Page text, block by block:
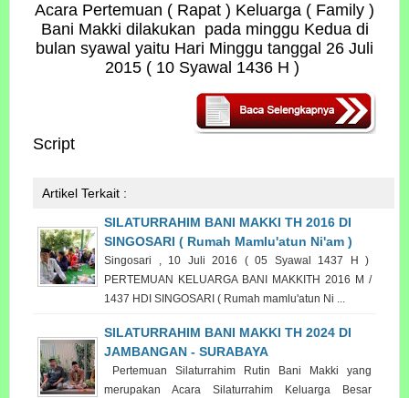
Acara Pertemuan ( Rapat ) Keluarga ( Family )
Bani Makki dilakukan pada minggu Kedua di
bulan syawal yaitu Hari Minggu tanggal 26 Juli
2015 ( 10 Syawal 1436 H )
Script
Artikel Terkait :
SILATURRAHIM BANI MAKKI TH 2016 DI
SINGOSARI ( Rumah Mamlu'atun Ni'am )
Singosari , 10 Juli 2016 ( 05 Syawal 1437 H )
PERTEMUAN KELUARGA BANI MAKKITH 2016 M /
1437 HDI SINGOSARI ( Rumah mamlu'atun Ni ...
SILATURRAHIM BANI MAKKI TH 2024 DI
JAMBANGAN - SURABAYA
Pertemuan Silaturrahim Rutin Bani Makki yang
merupakan Acara Silaturrahim Keluarga Besar